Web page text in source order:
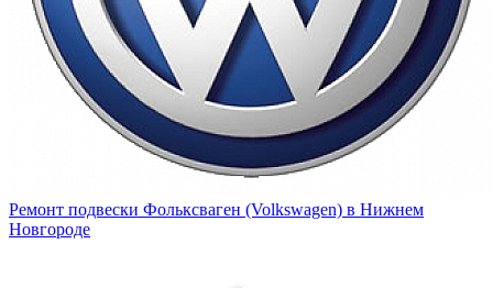
Ремонт подвески Фольксваген (Volkswagen) в Нижнем
Новгороде